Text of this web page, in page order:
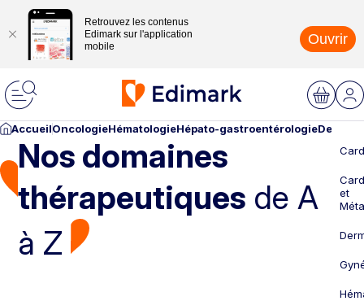
Retrouvez les contenus
Edimark sur l'application
mobile
Ouvrir
AccueilOncologieHématologieHépato-gastroentérologie
Nos domaines
thérapeutiques de A
à Z
et